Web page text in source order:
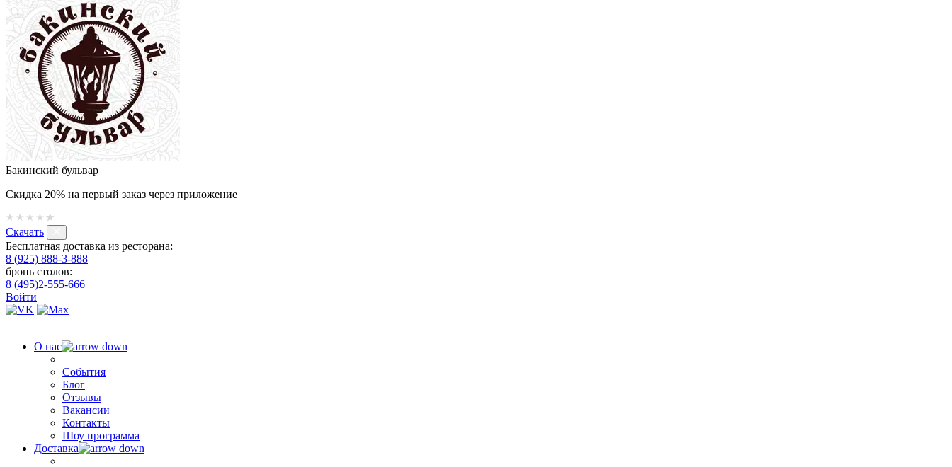
Бакинский бульвар
Скидка 20% на первый заказ через приложение
Скачать
Бесплатная доставка из ресторана:
8 (925) 888-3-888
бронь столов:
8 (495)2-555-666
Войти
О нас
События
Блог
Отзывы
Вакансии
Контакты
Шоу программа
Доставка